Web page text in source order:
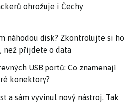
ohrožuje i Čechy
náhodou disk? Zkontrolujte si ho
než přijdete o data
USB portů: Co znamenají
konektory?
a sám vyvinul nový nástroj. Tak